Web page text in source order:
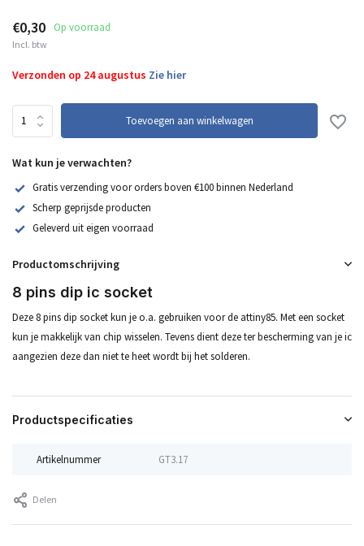
€0,30 Op voorraad
Incl. btw
Verzonden op 24 augustus Zie hier
Toevoegen aan winkelwagen
Wat kun je verwachten?
Gratis verzending voor orders boven €100 binnen Nederland
Scherp geprijsde producten
Geleverd uit eigen voorraad
Productomschrijving
8 pins dip ic socket
Deze 8 pins dip socket kun je o.a. gebruiken voor de attiny85. Met een socket
kun je makkelijk van chip wisselen. Tevens dient deze ter bescherming van je ic
aangezien deze dan niet te heet wordt bij het solderen.
Productspecificaties
Artikelnummer GT3.17
Delen